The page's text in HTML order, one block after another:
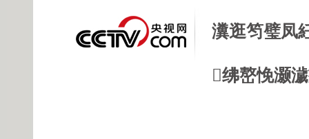
瀵逛笉璧凤
绋嶅悗灏